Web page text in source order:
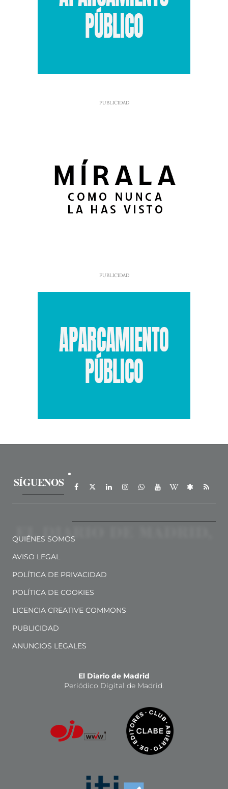
SÍGUENOS
QUIÉNES SOMOS
AVISO LEGAL
POLÍTICA DE PRIVACIDAD
POLÍTICA DE COOKIES
LICENCIA CREATIVE COMMONS
PUBLICIDAD
ANUNCIOS LEGALES
El Diario de Madrid
Periódico Digital de Madrid.